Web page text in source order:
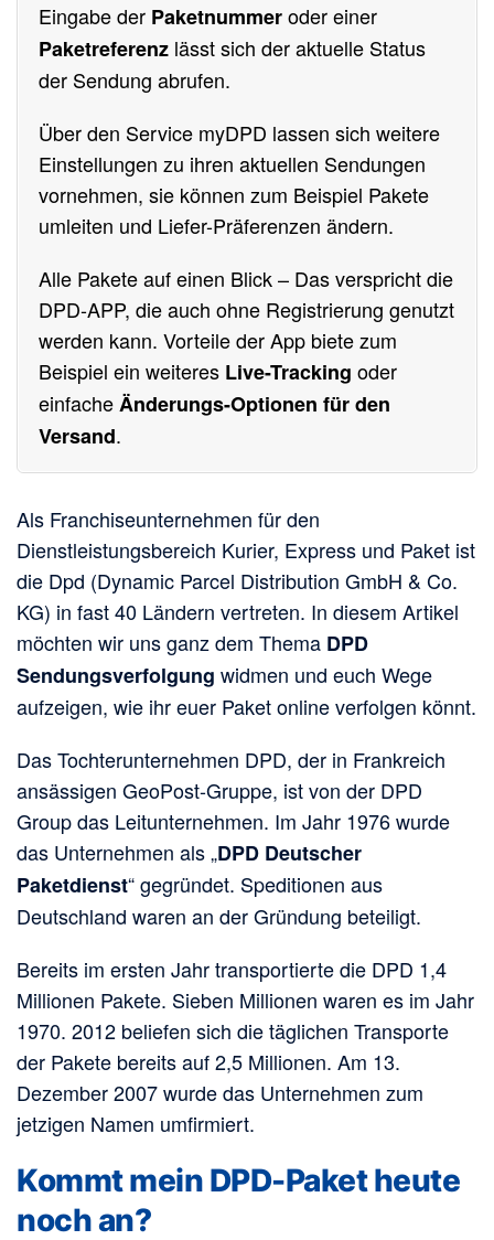
Eingabe der Paketnummeroder einer
Paketreferenz lässt sich der aktuelle Status
der Sendung abrufen.
Über den Service myDPD lassen sich weitere
Einstellungen zu ihren aktuellen Sendungen
vornehmen, sie können zum Beispiel Pakete
umleiten und Liefer-Präferenzen ändern.
Alle Pakete auf einen Blick – Das verspricht die
DPD-APP, die auch ohne Registrierung genutzt
werden kann. Vorteile der App biete zum
Beispiel ein weiteres Live-Tracking oder
einfacheÄnderungs-Optionen für den
Versand.
Als Franchiseunternehmen für den
Dienstleistungsbereich Kurier, Express und Paket ist
die Dpd (Dynamic Parcel Distribution GmbH & Co.
KG) in fast 40 Ländern vertreten. In diesem Artikel
möchten wir uns ganz dem Thema DPD
Sendungsverfolgung widmen und euch Wege
aufzeigen, wie ihr euer Paket online verfolgen könnt.
Das Tochterunternehmen DPD, der in Frankreich
ansässigen GeoPost-Gruppe, ist von der DPD
Group das Leitunternehmen. Im Jahr 1976 wurde
das Unternehmen als „DPD Deutscher
Paketdienst“ gegründet. Speditionen aus
Deutschland waren an der Gründung beteiligt.
Bereits im ersten Jahr transportierte die DPD 1,4
Millionen Pakete. Sieben Millionen waren es im Jahr
1970. 2012 beliefen sich die täglichen Transporte
der Pakete bereits auf 2,5 Millionen. Am 13.
Dezember 2007 wurde das Unternehmen zum
jetzigen Namen umfirmiert.
Kommt mein DPD-Paket heute
noch an?